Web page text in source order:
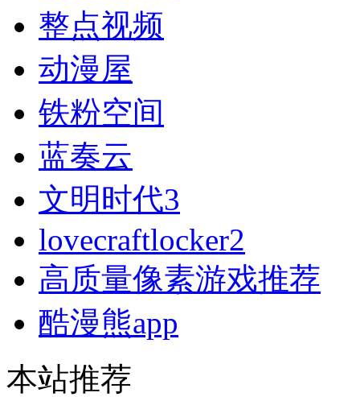
整点视频
动漫屋
铁粉空间
蓝奏云
文明时代3
lovecraftlocker2
高质量像素游戏推荐
酷漫熊app
本站推荐